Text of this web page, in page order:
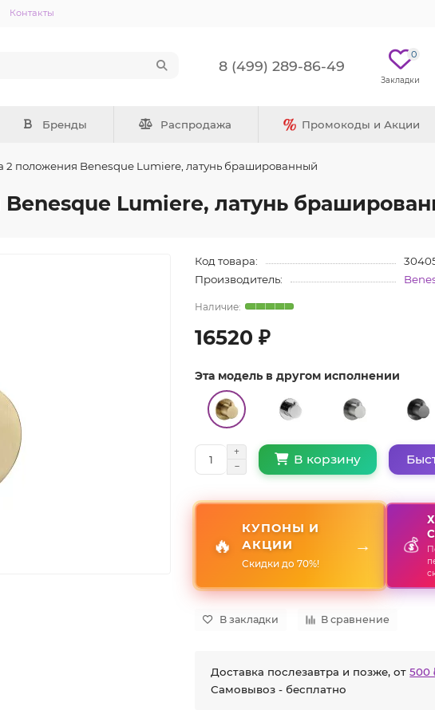
Контакты
8 (499) 289-86-49
0
Бренды Распродажа Промокоды и Акции
2 положения Benesque Lumiere, латунь брашированный
Lumiere, латунь
Код товара:
Производитель:
16520 ₽
Эта модель в другом исполнении
В корзину
🔥
КУПОНЫ И
АКЦИИ
Скидки до 70%!
→ 💰
В закладки В сравнение
Доставка послезавтра и позже, от500
Самовывоз - бесплатно